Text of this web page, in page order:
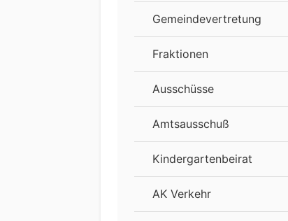
Gemeindevertretung
Fraktionen
Ausschüsse
Amtsausschuß
Kindergartenbeirat
AK Verkehr